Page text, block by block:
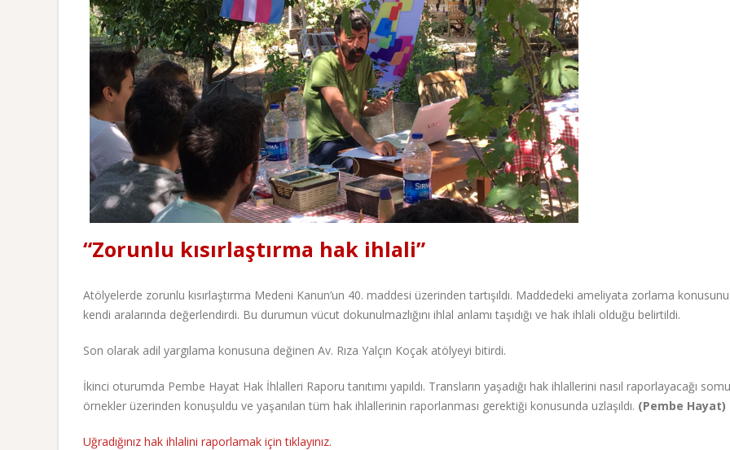
“Zorunlu kısırlaştırma hak ihlali”
Atölyelerde zorunlu kısırlaştırma Medeni Kanun’un 40. maddesi üzerinden tartışıldı. Maddedeki ameliyata zorlama
kendi aralarında değerlendirdi. Bu durumun vücut dokunulmazlığını ihlal anlamı taşıdığı ve hak ihlali olduğu belirtildi.
Son olarak adil yargılama konusuna değinen Av. Rıza Yalçın Koçak atölyeyi bitirdi.
İkinci oturumda Pembe Hayat Hak İhlalleri Raporu tanıtımı yapıldı. Transların yaşadığı hak ihlallerini nasıl raporlayacağı
örnekler üzerinden konuşuldu ve yaşanılan tüm hak ihlallerinin raporlanması gerektiği konusunda uzlaşıldı. (Pembe Hayat)
Uğradığınız hak ihlalini raporlamak için tıklayınız.